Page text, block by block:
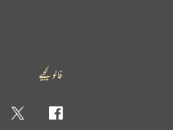
فالو کیجیے